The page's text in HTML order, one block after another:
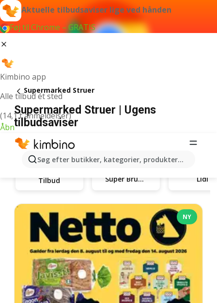
Aktuelle tilbudsaviser lige ved hånden
Føj til Chrome – GRATIS
Kimbino app
Alle tilbud ét sted
(14,1 t anmeldelser)
Åbn
Søg efter butikker, kategorier, produkter...
Supermarked Struer
Supermarked Struer | Ugens
tilbudsaviser
Tilbud Super Brugsen Lidl
NY